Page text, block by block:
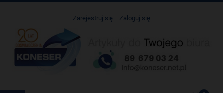
Zarejestruj się Zaloguj się